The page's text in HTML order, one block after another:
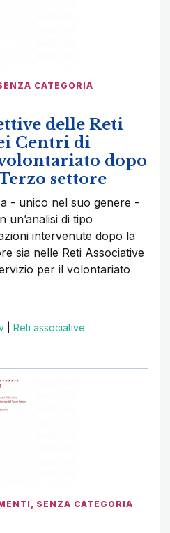
CATEGORIA
delle Reti
Centri di
dopo
settore
- unico nel suo genere -
un’analisi di tipo
intervenute dopo la
sia nelle Reti Associative
per il volontariato
Reti associative
, SENZA CATEGORIA